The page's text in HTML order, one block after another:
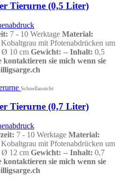
Tierurne (0,5 Liter)
7 - 10 Werktage Material:
Kobaltgrau mit Pfotenabdrücken um
Ø 10 cm Gewicht: -- Inhalt: 0,5
kontaktieren sie mich wenn sie
Schnellansicht
Tierurne (0,7 Liter)
7 - 10 Werktage Material:
Kobaltgrau mit Pfotenabdrücken um
Ø 12 cm Gewicht: -- Inhalt: 0,7
kontaktieren sie mich wenn sie